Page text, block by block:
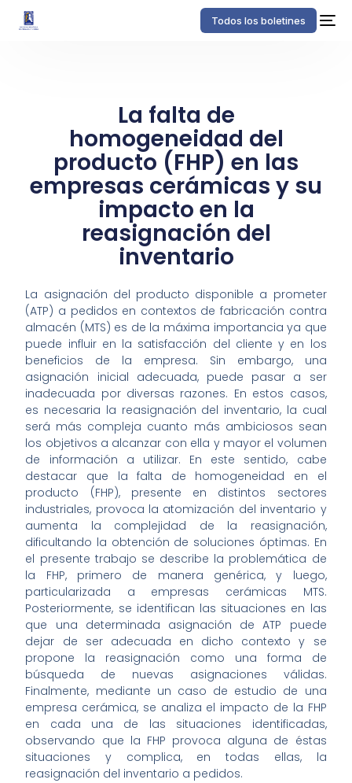
Todos los boletines
La falta de
homogeneidad del
producto (FHP) en las
empresas cerámicas y su
impacto en la
reasignación del
inventario
La asignación del producto disponible a prometer
(ATP) a pedidos en contextos de fabricación contra
almacén (MTS) es de la máxima importancia ya que
puede influir en la satisfacción del cliente y en los
beneficios de la empresa. Sin embargo, una
asignación inicial adecuada, puede pasar a ser
inadecuada por diversas razones. En estos casos,
es necesaria la reasignación del inventario, la cual
será más compleja cuanto más ambiciosos sean
los objetivos a alcanzar con ella y mayor el volumen
de información a utilizar. En este sentido, cabe
destacar que la falta de homogeneidad en el
producto (FHP), presente en distintos sectores
industriales, provoca la atomización del inventario y
aumenta la complejidad de la reasignación,
dificultando la obtención de soluciones óptimas. En
el presente trabajo se describe la problemática de
la FHP, primero de manera genérica, y luego,
particularizada a empresas cerámicas MTS.
Posteriormente, se identifican las situaciones en las
que una determinada asignación de ATP puede
dejar de ser adecuada en dicho contexto y se
propone la reasignación como una forma de
búsqueda de nuevas asignaciones válidas.
Finalmente, mediante un caso de estudio de una
empresa cerámica, se analiza el impacto de la FHP
en cada una de las situaciones identificadas,
observando que la FHP provoca alguna de éstas
situaciones y complica, en todas ellas, la
reasignación del inventario a pedidos.